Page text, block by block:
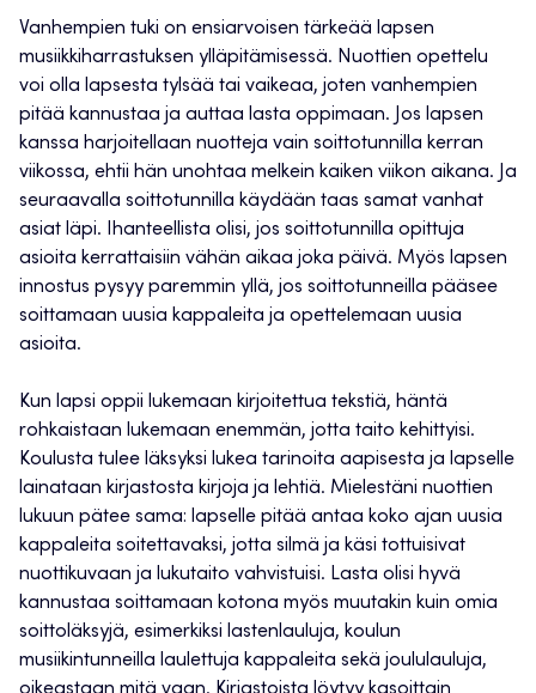
Vanhempien tuki on ensiarvoisen tärkeää lapsen
musiikkiharrastuksen ylläpitämisessä. Nuottien opettelu
voi olla lapsesta tylsää tai vaikeaa, joten vanhempien
pitää kannustaa ja auttaa lasta oppimaan. Jos lapsen
kanssa harjoitellaan nuotteja vain soittotunnilla kerran
viikossa, ehtii hän unohtaa melkein kaiken viikon aikana. Ja
seuraavalla soittotunnilla käydään taas samat vanhat
asiat läpi. Ihanteellista olisi, jos soittotunnilla opittuja
asioita kerrattaisiin vähän aikaa joka päivä. Myös lapsen
innostus pysyy paremmin yllä, jos soittotunneilla pääsee
soittamaan uusia kappaleita ja opettelemaan uusia
asioita.
Kun lapsi oppii lukemaan kirjoitettua tekstiä, häntä
rohkaistaan lukemaan enemmän, jotta taito kehittyisi.
Koulusta tulee läksyksi lukea tarinoita aapisesta ja lapselle
lainataan kirjastosta kirjoja ja lehtiä. Mielestäni nuottien
lukuun pätee sama: lapselle pitää antaa koko ajan uusia
kappaleita soitettavaksi, jotta silmä ja käsi tottuisivat
nuottikuvaan ja lukutaito vahvistuisi. Lasta olisi hyvä
kannustaa soittamaan kotona myös muutakin kuin omia
soittoläksyjä, esimerkiksi lastenlauluja, koulun
musiikintunneilla laulettuja kappaleita sekä joululauluja,